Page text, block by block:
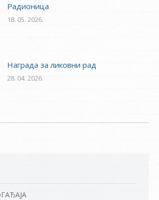
Радионица
18. 05. 2026.
Награда за ликовни рад
28. 04. 2026.